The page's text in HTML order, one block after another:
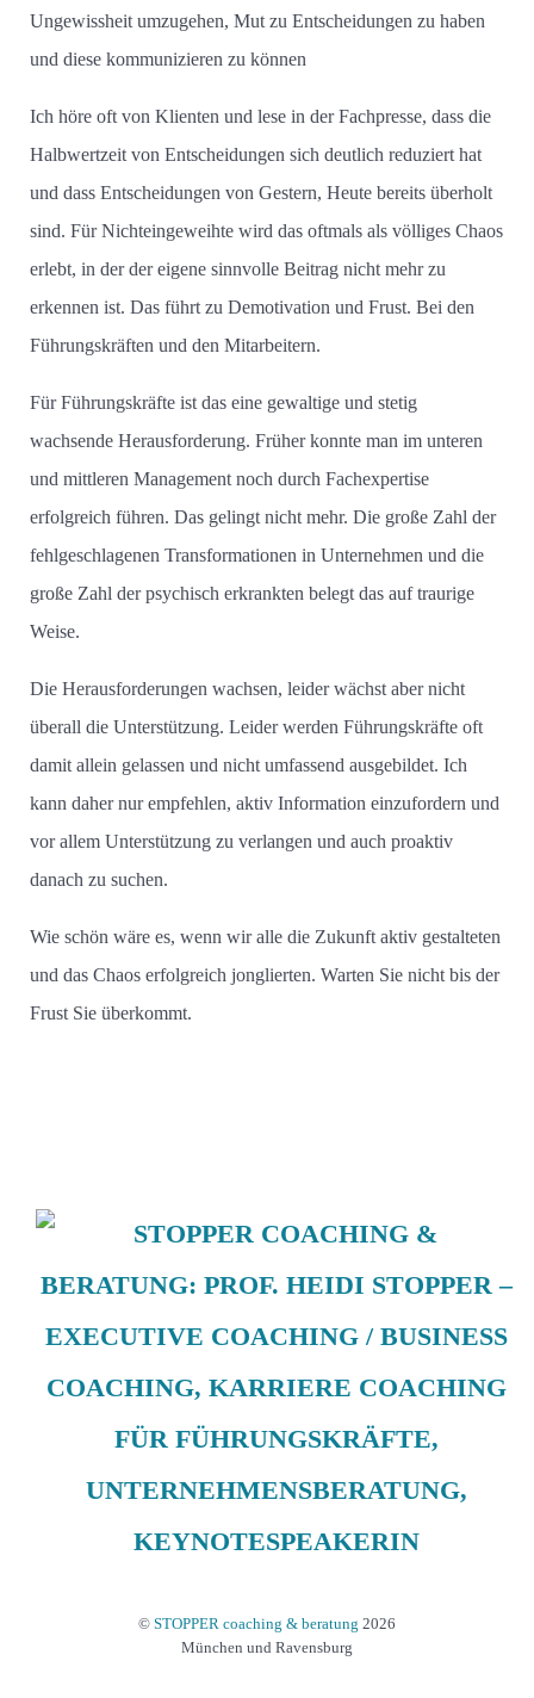
Ungewissheit umzugehen, Mut zu Entscheidungen zu haben
und diese kommunizieren zu können
Ich höre oft von Klienten und lese in der Fachpresse, dass die
Halbwertzeit von Entscheidungen sich deutlich reduziert hat
und dass Entscheidungen von Gestern, Heute bereits überholt
sind. Für Nichteingeweihte wird das oftmals als völliges Chaos
erlebt, in der der eigene sinnvolle Beitrag nicht mehr zu
erkennen ist. Das führt zu Demotivation und Frust. Bei den
Führungskräften und den Mitarbeitern.
Für Führungskräfte ist das eine gewaltige und stetig
wachsende Herausforderung. Früher konnte man im unteren
und mittleren Management noch durch Fachexpertise
erfolgreich führen. Das gelingt nicht mehr. Die große Zahl der
fehlgeschlagenen Transformationen in Unternehmen und die
große Zahl der psychisch erkrankten belegt das auf traurige
Weise.
Die Herausforderungen wachsen, leider wächst aber nicht
überall die Unterstützung. Leider werden Führungskräfte oft
damit allein gelassen und nicht umfassend ausgebildet. Ich
kann daher nur empfehlen, aktiv Information einzufordern und
vor allem Unterstützung zu verlangen und auch proaktiv
danach zu suchen.
Wie schön wäre es, wenn wir alle die Zukunft aktiv gestalteten
und das Chaos erfolgreich jonglierten. Warten Sie nicht bis der
Frust Sie überkommt.
© STOPPER coaching & beratung 2026
München und Ravensburg